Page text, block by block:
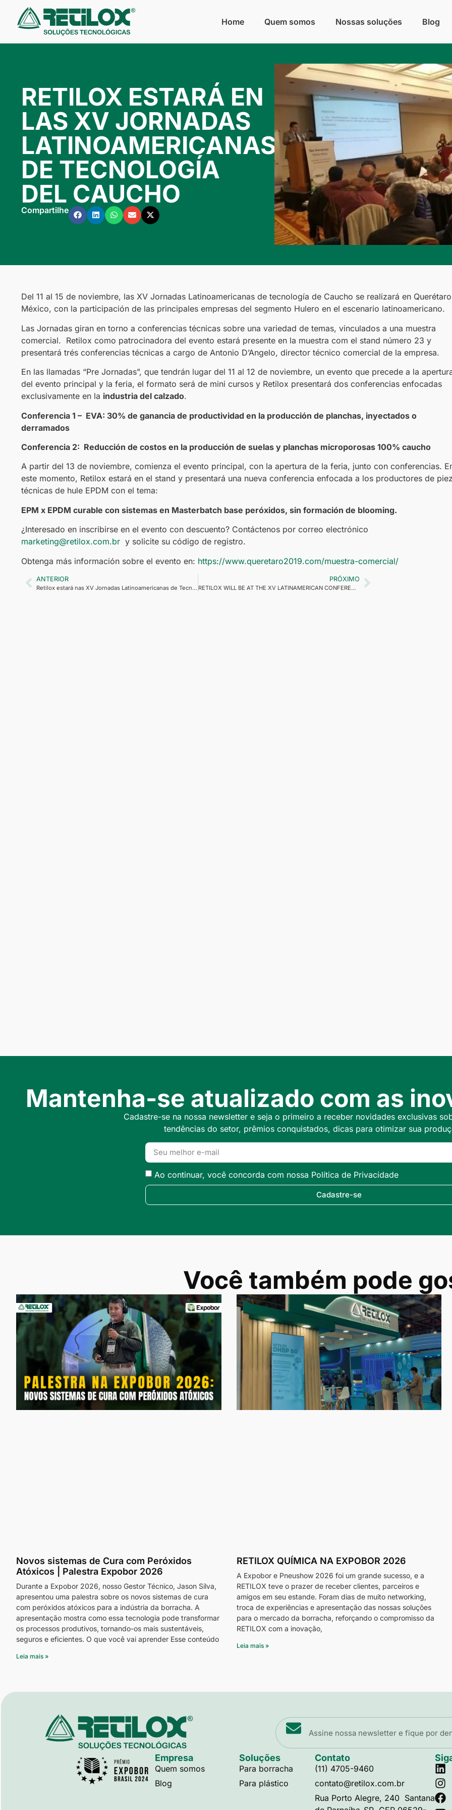
Home Quem somos Nossas soluções Blog
RETILOX ESTARÁ EN
LAS XV JORNADAS
LATINOAMERICANAS
DE TECNOLOGÍA
DEL CAUCHO
Compartilhe
Del 11 al 15 de noviembre, las XV Jornadas Latinoamericanas de tecnología de Caucho se realizará en
México, con la participación de las principales empresas del segmento Hulero en el escenario latinoamericano.
Las Jornadas giran en torno a conferencias técnicas sobre una variedad de temas, vinculados a una muestra
comercial. Retilox como patrocinadora del evento estará presente en la muestra com el stand número 23 y
presentará trés conferencias técnicas a cargo de Antonio D’Angelo, director técnico comercial de la empresa.
En las llamadas “Pre Jornadas”, que tendrán lugar del 11 al 12 de noviembre, un evento que precede a la
del evento principal y la feria, el formato será de mini cursos y Retilox presentará dos conferencias enfocadas
exclusivamente en la industria del calzado.
Conferencia 1 – EVA: 30% de ganancia de productividad en la producción de planchas, inyectados o
derramados
Conferencia 2: Reducción de costos en la producción de suelas y planchas microporosas 100% caucho
A partir del 13 de noviembre, comienza el evento principal, con la apertura de la feria, junto con conferencias.
este momento, Retilox estará en el stand y presentará una nueva conferencia enfocada a los productores de
técnicas de hule EPDM con el tema:
EPM x EPDM curable con sistemas en Masterbatch base peróxidos, sin formación de blooming.
¿Interesado en inscribirse en el evento con descuento? Contáctenos por correo electrónico
marketing@retilox.com.br y solicite su código de registro.
Obtenga más información sobre el evento en: https://www.queretaro2019.com/muestra-comercial/
ANTERIOR
Retilox estará nas XV Jornadas Latinoamericanas de Tecnología del Caucho
PRÓXIMO
RETILOX WILL BE AT THE XV LATINAMERICAN CONFERENCE ON RUBBER TECHNOLOGY
Mantenha-se atualizado com as
Cadastre-se na nossa newsletter e seja o primeiro a receber novidades exclusivas
tendências do setor, prêmios conquistados, dicas para otimizar sua
Ao continuar, você concorda com nossa Política de Privacidade
Cadastre-se
Você também pode
Novos sistemas de Cura com Peróxidos
Atóxicos | Palestra Expobor 2026
Durante a Expobor 2026, nosso Gestor Técnico, Jason Silva,
apresentou uma palestra sobre os novos sistemas de cura
com peróxidos atóxicos para a indústria da borracha. A
apresentação mostra como essa tecnologia pode transformar
os processos produtivos, tornando-os mais sustentáveis,
seguros e eficientes. O que você vai aprender Esse conteúdo
Leia mais »
RETILOX QUÍMICA NA EXPOBOR 2026
A Expobor e Pneushow 2026 foi um grande sucesso, e a
RETILOX teve o prazer de receber clientes, parceiros e
amigos em seu estande. Foram dias de muito networking,
troca de experiências e apresentação das nossas soluções
para o mercado da borracha, reforçando o compromisso da
RETILOX com a inovação,
Leia mais »
Empresa
Quem somos
Blog
Soluções
Para borracha
Para plástico
Contato
(11) 4705-9460
contato@retilox.com.br
Rua Porto Alegre, 240 Santana